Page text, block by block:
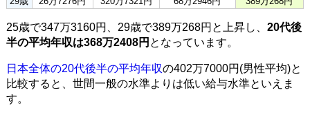
25歳で347万3160円、29歳で389万268円と上昇し、 20代後
半の平均年収は368万2408円 となっています。
日本全体の20代後半の平均年収の402万7000円(男性平均)と
比較すると、世間一般の水準よりは低い給与水準といえま
す。